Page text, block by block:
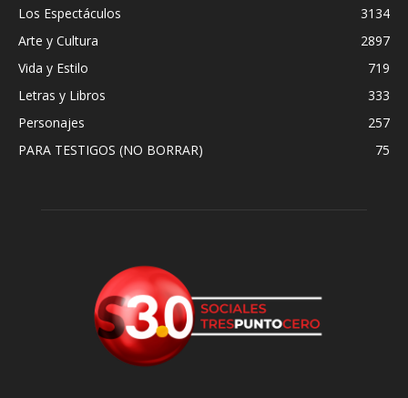
Los Espectáculos
3134
Arte y Cultura
2897
Vida y Estilo
719
Letras y Libros
333
Personajes
257
PARA TESTIGOS (NO BORRAR)
75